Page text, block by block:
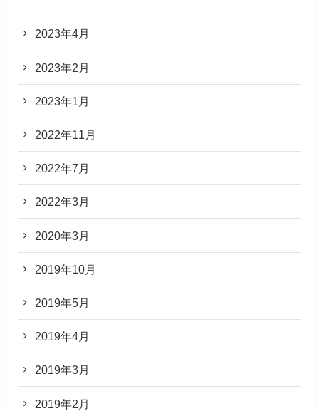
2023年4月
2023年2月
2023年1月
2022年11月
2022年7月
2022年3月
2020年3月
2019年10月
2019年5月
2019年4月
2019年3月
2019年2月